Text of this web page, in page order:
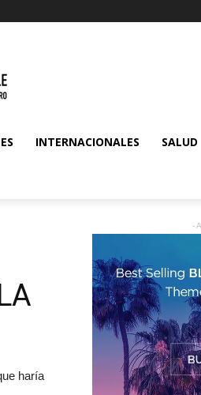
INTERNACIONALES SALUD
haría
-